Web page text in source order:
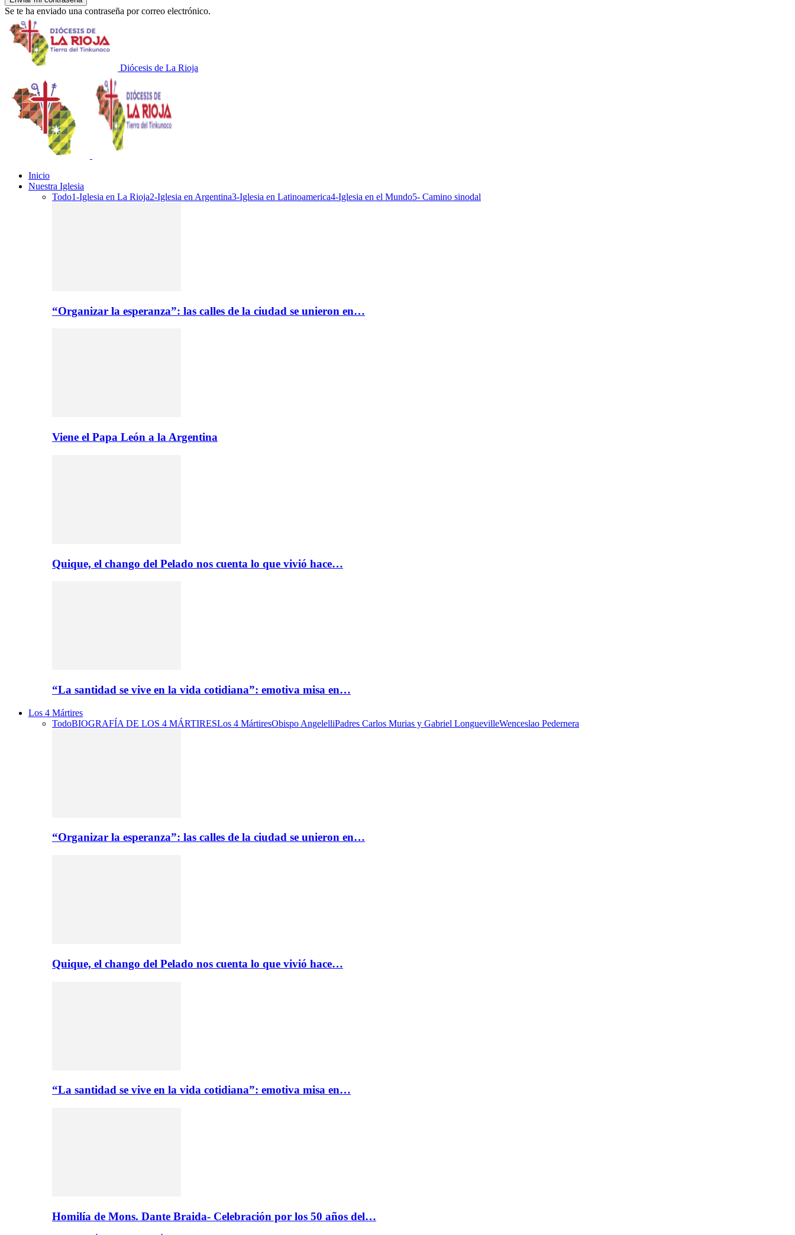
Se te ha enviado una contraseña por correo electrónico.
Diócesis de La Rioja
Inicio
Nuestra Iglesia
Todo1-Iglesia en La Rioja2-Iglesia en Argentina3-Iglesia en Latinoamerica4-Iglesia en el Mundo5- Camino sinodal
“Organizar la esperanza”: las calles de la ciudad se unieron en…
Viene el Papa León a la Argentina
Quique, el chango del Pelado nos cuenta lo que vivió hace…
“La santidad se vive en la vida cotidiana”: emotiva misa en…
Los 4 Mártires
TodoBIOGRAFÍA DE LOS 4 MÁRTIRESLos 4 MártiresObispo AngelelliPadres Carlos Murias y Gabriel LonguevilleWenceslao Pedernera
“Organizar la esperanza”: las calles de la ciudad se unieron en…
Quique, el chango del Pelado nos cuenta lo que vivió hace…
“La santidad se vive en la vida cotidiana”: emotiva misa en…
Homilía de Mons. Dante Braida- Celebración por los 50 años del…